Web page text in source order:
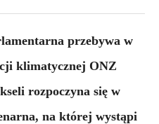
przebywa w
klimatycznej ONZ
rozpoczyna się w
na której wystąpi